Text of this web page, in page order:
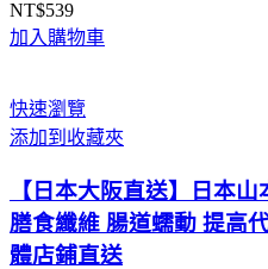
NT$539
加入購物車
快速瀏覽
添加到收藏夾
【日本大阪直送】日本
膳食纖維 腸道蠕動 提高
體店鋪直送